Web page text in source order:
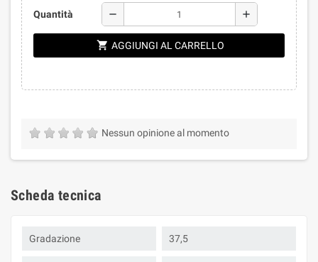
Quantità remove add
shopping_cart AGGIUNGI AL CARRELLO
Nessun opinione al momento
Scheda tecnica
Gradazione 37,5